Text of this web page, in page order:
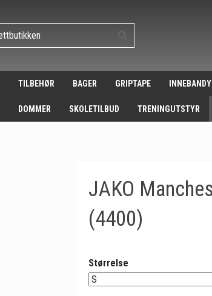
TILBEHØR BAGER GRIPTAPE
DOMMER SKOLETILBUD TRENINGUTSTYR
JAKO
(4400)
Størrelse